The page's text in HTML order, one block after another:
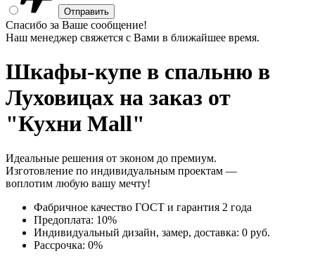
Спасибо за Ваше сообщение!
Наш менеджер свяжется с Вами в ближайшее время.
Шкафы-купе в спальню в
Луховицах на заказ от
"Кухни Mall"
Идеальные решения от эконом до премиум.
Изготовление по индивидуальным проектам —
воплотим любую вашу мечту!
Фабричное качество ГОСТ и гарантия 2 года
Предоплата: 10%
Индивидуальный дизайн, замер, доставка: 0 руб.
Рассрочка: 0%